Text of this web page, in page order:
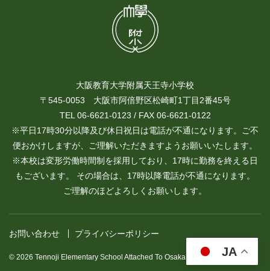
大阪教育大学附属天王寺小学校
〒545-0053 大阪市阿倍野区松崎町1丁目2番45号
TEL 06-6621-0123 / FAX 06-6621-0122
※平日17時30分以降及び休日祝日は電話が不通になります。ご不
便おかけしますが、ご理解いただきますようお願いいたします。
※本校は変形労働時間制を採用しており、17時に勤務を終える日
もございます。 その場合は、17時以降電話が不通になります。
ご理解のほどよろしくお願いします。
お問い合わせ プライバシーポリシー
© 2026 Tennoji Elementary School Attached To Osaka Kyoiku University.
JA